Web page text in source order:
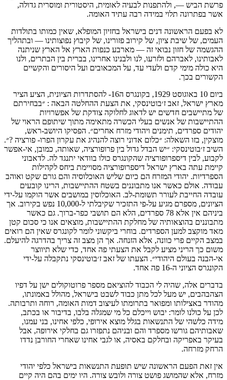
פרשת הביש —, ולהתפנות לבעיה לאומית, היסטורית ומוסרית גדולה,
אשר בפתרונה תלוי במידה רבה עתיד האומה.
לא בפעם הראשונה דנים בישראל בחזיון המופלא, שאין כמותו בתולדות
העמים, של שיבת ציון, של קירוב פזורינו, של קיבוץ נפוצותינו — ובתהליך
ההגשמה של חזון נבואי זה — מארבע כנפות הארץ אל הארץ שניתנה
לאבותינו, לאברהם ולזרעו, לנו ולבנינו אחרינו, בברית בין הבתרים, ולנו
היא כולה מימי קדם ולעדי עד, על המכאובים ועל היסורים והקשיים
הקשורים בכך.
ביום 10 באוגוסט 1929, בקונגרס ה16- להסתדרות הציונית, הציע הציר
מארץ ישראל, זאב ז׳בוטינסקי, את הצעת ההחלטה הבאה : ״בבחירתם
של מתיישבים חדשים יש לדאוג לחלוקה צודקת של אפשרויות
ההתיישבות של אנשים בעלי הכשרה מתאימה מתוך שיתופם הראוי של
יהודים ספרדים, תימנים ויהודי מזרח אחרים״. הפסיקו היושב-ראש,
מוצקין, בזו השאלה: ״כלום אדוני רוצה להנהיג את עקרון הפרו- פורציה ?״.
השיב ז׳בוטינסקי: ״יש הבדל גדול בין פרופורציה, שאותה, כמובן, אי-אפשר
לקבוע, לבין דיספרופורציה שהקונגרס כולו בוודאי יתנגד לה. לדאבוני
קיימת עתה בארץ ישראל דיספרופורציה מסויימת ביחס לקהילות
הספרדיות. יהודי המזרח הם כיום שליש האוכלוסיה והם גורם שקט ואוהב
עבודה. אולם כאשר אנו מתבוננים בשטח ההתיישבות, הרינו קובעים
עובדה החייבת לעורר תשומת-לב. האוכלוסין במושבים אשר הוקמו על-ידי
הציונים, מספרם מגיע על-פי התזכיר שקיבלתי ל-10,000 נפש בקירוב. אך
ביניהם אין אלא 78 ספרדים, הלא הם תושבי כפר-ברוך. גם כאשר
מתבוננים בהוצאותיה של מחלקת ההתיישבות, מוצאים אנו כי סכום קטן
מאד מוקצב למען הספרדים. בוחרי ביקשוני לומר לקונגרס שאין הם רואים
במצב הקיים פרי כוונה, אלא הזנחה. אך הן מצב זה צריך בהדרגה להיעלם.
משום כך הריני מציע לקבל את הצעתי פה אחד, כדי שלא תיווצר
אי-הבנה בעולם היהודי״. הצעתו של זאב ז׳בוטינסקי נתקבלה על-ידי
הקונגרס הציוני ה-16 פה אחד.
בדברים אלה, שהיה לי הכבוד להוציאם מספר פרוטוקולים ישן על דפיו
הצהבהבים, יש מעל לכל מתן כבוד לשבט בישראל, מהולל באמונתו,
מהודר באצילותו ומפואר בתרומתו לעיצוב דמות האומה, רוחה ותרבותה.
לכן על כולנו לומר: יבוש וייכלם כל מי שמגלה בלבו, בדיבור או בכתב,
מידה כלשהי של התנשאות בגלל מוצא אירופי, כלפי אחינו, בני עמנו,
שאבותיהם גורשו מספרד והם ובניהם נתפזרו גם בחלקי אירופה, אבל
בעיקר באפריקה ובחלקם באסיה, או לגבי אחינו שאחרי החורבן נדדו
הרחק מזרחה.
אין זאת הפעם הראשונה שיש תופעת התנשאות בישראל כלפי יהודי
מזרח, אלא שהמושג פושט צורה ולובש צורה. היו ימים בהם היה קיים